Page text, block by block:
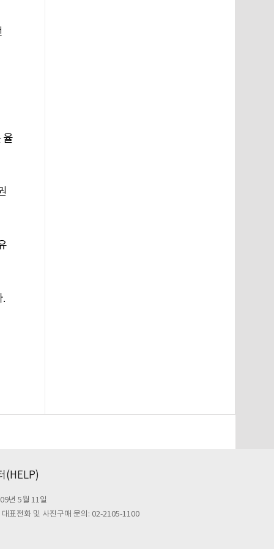
율
.
(HELP)
년 5월 11일
대표전화 및 사진구매 문의: 02-2105-1100